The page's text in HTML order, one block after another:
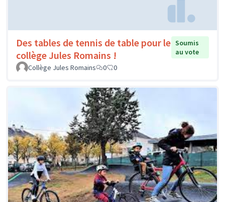
Des tables de tennis de table pour le
collège Jules Romains !
Soumis
au vote
Collège Jules Romains
0 0